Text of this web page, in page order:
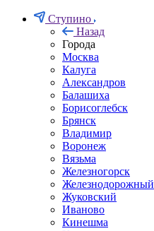
Ступино
Назад
Города
Москва
Калуга
Александров
Балашиха
Борисоглебск
Брянск
Владимир
Воронеж
Вязьма
Железногорск
Железнодорожный
Жуковский
Иваново
Кинешма